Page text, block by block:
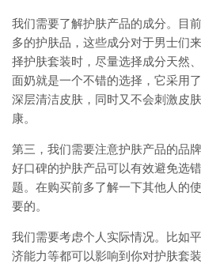
我们需要了解护肤产品的成分。目
多的护肤品，这些成分对于男士们
择护肤套装时，尽量选择成分天然
面奶就是一个不错的选择，它采用
深层清洁皮肤，同时又不会刺激皮
康。
第三，我们需要注意护肤产品的品
好口碑的护肤产品可以有效避免选
题。在购买前多了解一下其他人的
要的。
我们需要考虑个人实际情况。比如
济能力等都可以影响到你对护肤套